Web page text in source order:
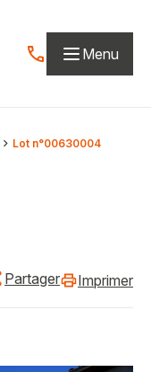
Contactez-nous
Menu
Lot n°00630004
Partager Imprimer